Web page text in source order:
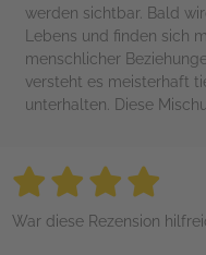
werden sichtbar. Bald
Lebens und finden sich
menschlicher
versteht es meisterhaft
unterhalten. Diese
4 stars
4 stars
4
War diese Rezension